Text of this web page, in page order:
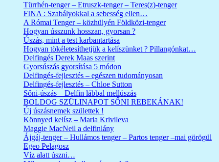
Türrhén-tenger – Etruszk-tenger – Teres(z)-tenger
FINA : Szabályokkal a sebesség ellen…
A Római Tenger – közhülyén Földközi-tenger
Hogyan ússzunk hosszan, gyorsan ?
Úszás, mint a test karbantartása
Hogyan tökéletesíthetjük a kelíszünket ? Pillangónkat…
Delfingés Derek Maas szerint
Gyorsúszás gyorsítása 5 módon
Delfingés-fejlesztés – egészen tudományosan
Delfingés-fejlesztés – Chloe Sutton
Sőni-úszás – Delfin lábbal mellúszás
BOLDOG SZÜLINAPOT SŐNI REBEKÁNAK!
Új úszásnemek születtek !
Könnyed kelísz – Maria Krivileva
Maggie MacNeil a delfinlány
Ájgáj-tenger – Hullámos tenger – Partos tenger –mai görögül
Egeo Pelagosz
Víz alatt úszni…